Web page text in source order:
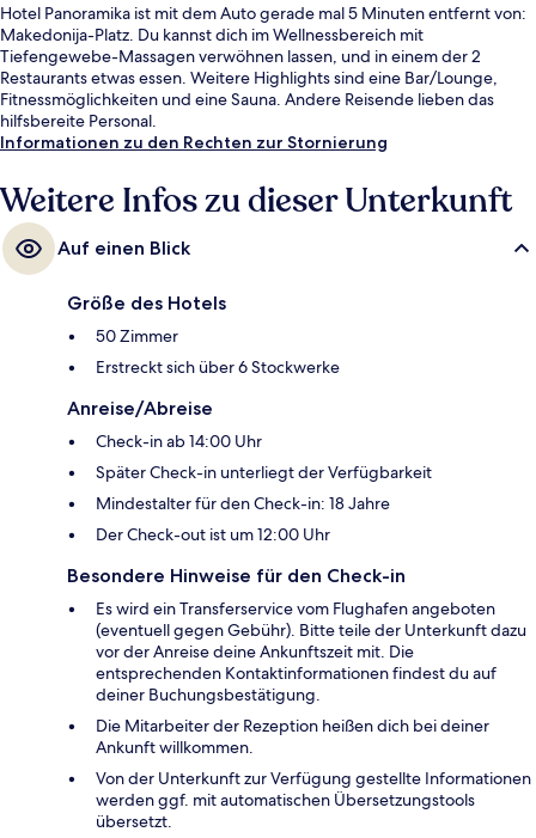
Hotel Panoramika ist mit dem Auto gerade mal 5 Minuten entfernt von:
Makedonija-Platz. Du kannst dich im Wellnessbereich mit
Tiefengewebe-Massagen verwöhnen lassen, und in einem der 2
Restaurants etwas essen. Weitere Highlights sind eine Bar/Lounge,
Fitnessmöglichkeiten und eine Sauna. Andere Reisende lieben das
hilfsbereite Personal.
Informationen zu den Rechten zur Stornierung
Weitere Infos zu dieser Unterkunft
Auf einen Blick
Größe des Hotels
50 Zimmer
Erstreckt sich über 6 Stockwerke
Anreise/Abreise
Check-in ab 14:00 Uhr
Später Check-in unterliegt der Verfügbarkeit
Mindestalter für den Check-in: 18 Jahre
Der Check-out ist um 12:00 Uhr
Besondere Hinweise für den Check-in
Es wird ein Transferservice vom Flughafen angeboten
(eventuell gegen Gebühr). Bitte teile der Unterkunft dazu
vor der Anreise deine Ankunftszeit mit. Die
entsprechenden Kontaktinformationen findest du auf
deiner Buchungsbestätigung.
Die Mitarbeiter der Rezeption heißen dich bei deiner
Ankunft willkommen.
Von der Unterkunft zur Verfügung gestellte Informationen
werden ggf. mit automatischen Übersetzungstools
übersetzt.